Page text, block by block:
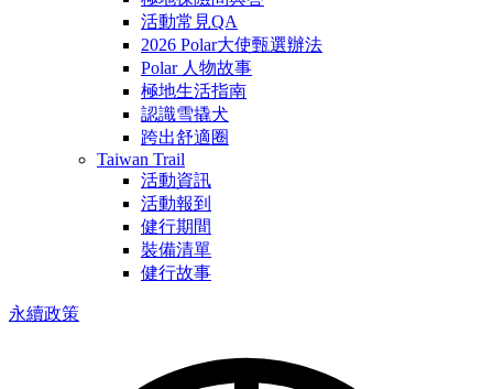
活動常見QA
2026 Polar大使甄選辦法
Polar 人物故事
極地生活指南
認識雪撬犬
跨出舒適圈
Taiwan Trail
活動資訊
活動報到
健行期間
裝備清單
健行故事
永續政策